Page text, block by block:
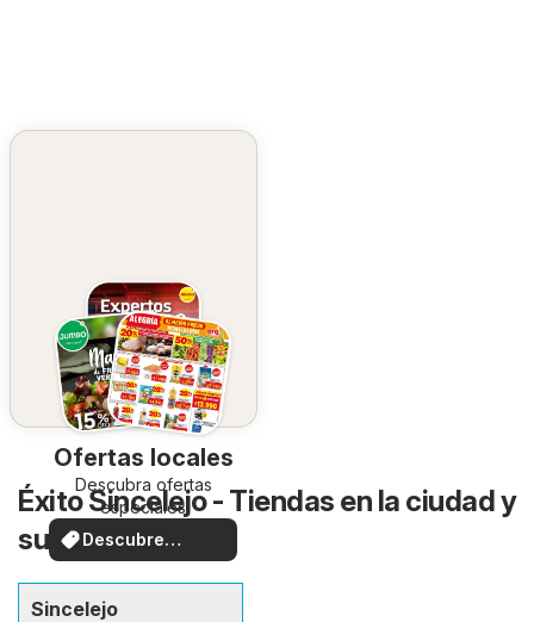
Ofertas locales
Descubra ofertas
especiales
Descubre
ofertas
Éxito Sincelejo - Tiendas en la ciudad y
sus alrededores
Sincelejo